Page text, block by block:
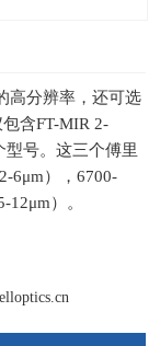
高分辨率，还可选
含FT-MIR 2-
型号。这三个傅里
6μm），6700-
12μm）。